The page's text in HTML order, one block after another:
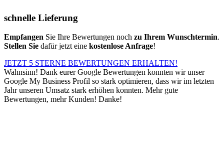
schnelle Lieferung
Empfangen Sie Ihre Bewertungen noch zu Ihrem Wunschtermin.
Stellen Sie dafür jetzt eine kostenlose Anfrage!
JETZT 5 STERNE BEWERTUNGEN ERHALTEN!
Wahnsinn! Dank eurer Google Bewertungen konnten wir unser
Google My Business Profil so stark optimieren, dass wir im letzten
Jahr unseren Umsatz stark erhöhen konnten. Mehr gute
Bewertungen, mehr Kunden! Danke!